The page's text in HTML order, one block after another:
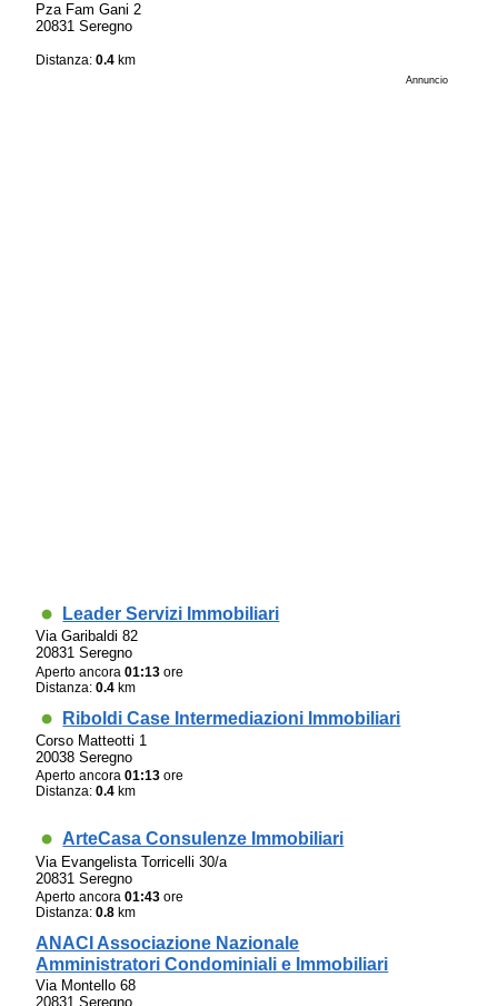
Pza Fam Gani 2
20831 Seregno
Distanza:0.4 km
Annuncio
Leader Servizi Immobiliari
Via Garibaldi 82
20831 Seregno
Aperto ancora01:13 ore
Distanza:0.4 km
Riboldi Case Intermediazioni Immobiliari
Corso Matteotti 1
20038 Seregno
Aperto ancora01:13 ore
Distanza:0.4 km
ArteCasa Consulenze Immobiliari
Via Evangelista Torricelli 30/a
20831 Seregno
Aperto ancora01:43 ore
Distanza:0.8 km
ANACI Associazione Nazionale
Amministratori Condominiali e Immobiliari
Via Montello 68
20831 Seregno